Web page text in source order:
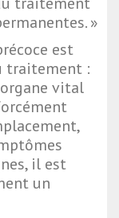
»
est
traitement :
vital
il est
un